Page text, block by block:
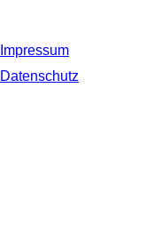
Impressum
Datenschutz